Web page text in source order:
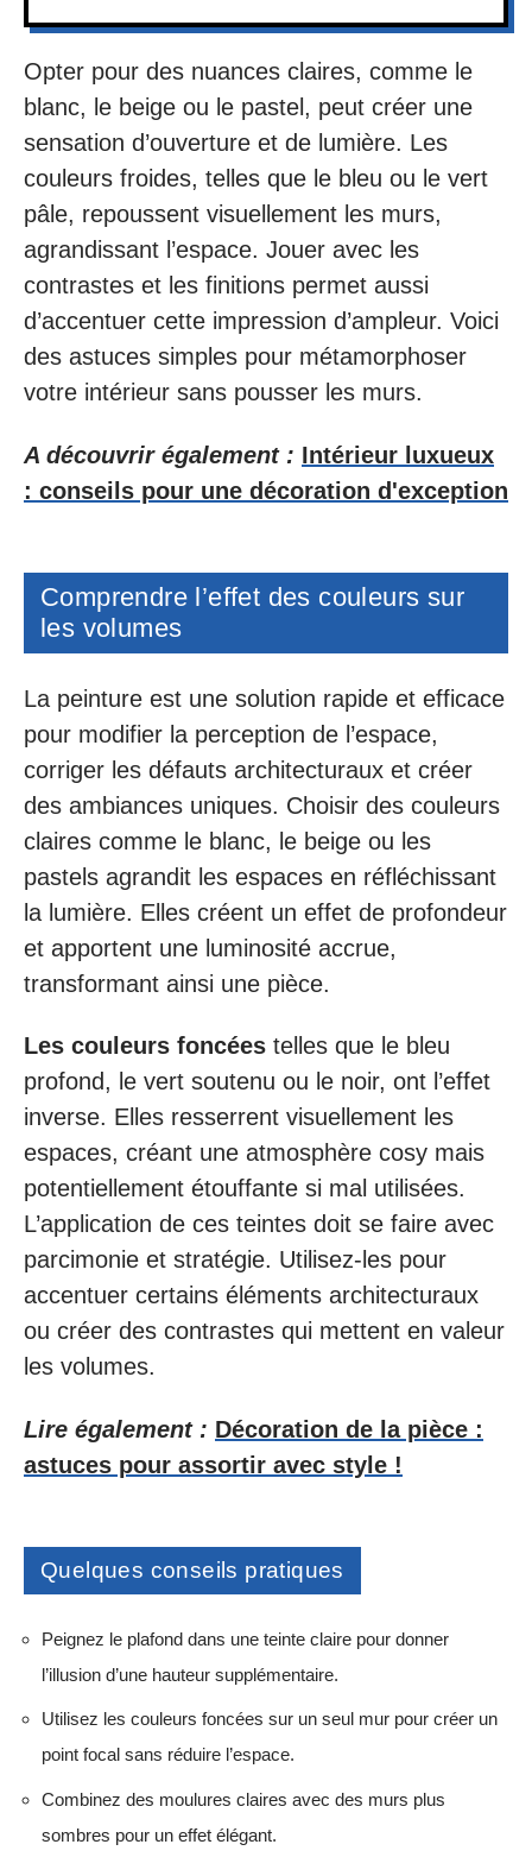
Opter pour des nuances claires, comme le
blanc, le beige ou le pastel, peut créer une
sensation d’ouverture et de lumière. Les
couleurs froides, telles que le bleu ou le vert
pâle, repoussent visuellement les murs,
agrandissant l’espace. Jouer avec les
contrastes et les finitions permet aussi
d’accentuer cette impression d’ampleur. Voici
des astuces simples pour métamorphoser
votre intérieur sans pousser les murs.
A découvrir également : Intérieur luxueux
: conseils pour une décoration d'exception
Comprendre l’effet des couleurs sur
les volumes
La peinture est une solution rapide et efficace
pour modifier la perception de l’espace,
corriger les défauts architecturaux et créer
des ambiances uniques. Choisir des couleurs
claires comme le blanc, le beige ou les
pastels agrandit les espaces en réfléchissant
la lumière. Elles créent un effet de profondeur
et apportent une luminosité accrue,
transformant ainsi une pièce.
Les couleurs foncées telles que le bleu
profond, le vert soutenu ou le noir, ont l’effet
inverse. Elles resserrent visuellement les
espaces, créant une atmosphère cosy mais
potentiellement étouffante si mal utilisées.
L’application de ces teintes doit se faire avec
parcimonie et stratégie. Utilisez-les pour
accentuer certains éléments architecturaux
ou créer des contrastes qui mettent en valeur
les volumes.
Lire également : Décoration de la pièce :
astuces pour assortir avec style !
Quelques conseils pratiques
Peignez le plafond dans une teinte claire pour donner
l’illusion d’une hauteur supplémentaire.
Utilisez les couleurs foncées sur un seul mur pour créer un
point focal sans réduire l’espace.
Combinez des moulures claires avec des murs plus
sombres pour un effet élégant.